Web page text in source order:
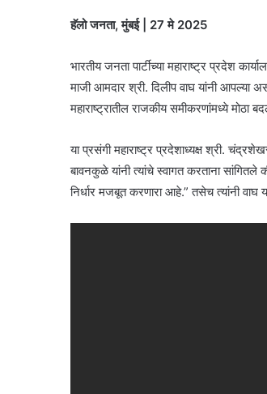
हॅलो जनता, मुंबई | 27 मे 2025
भारतीय जनता पार्टीच्या महाराष्ट्र प्रदेश
माजी आमदार श्री. दिलीप वाघ यांनी आपल्या
महाराष्ट्रातील राजकीय समीकरणांमध्ये मोठा
या प्रसंगी महाराष्ट्र प्रदेशाध्यक्ष श्री.
बावनकुळे यांनी त्यांचे स्वागत करताना सांगितले
निर्धार मजबूत करणारा आहे.” तसेच त्यांनी वाघ